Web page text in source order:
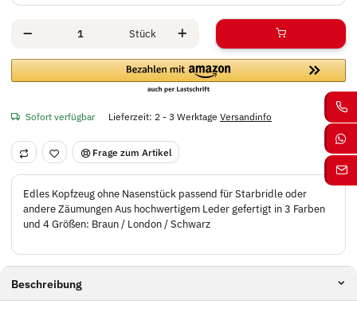
Stück
Sofort verfügbar Lieferzeit: 2 - 3 Werktage Versandinfo
Frage zum Artikel
Edles Kopfzeug ohne Nasenstück passend für Starbridle oder
andere Zäumungen Aus hochwertigem Leder gefertigt in 3 Farben
und 4 Größen: Braun / London / Schwarz
Beschreibung